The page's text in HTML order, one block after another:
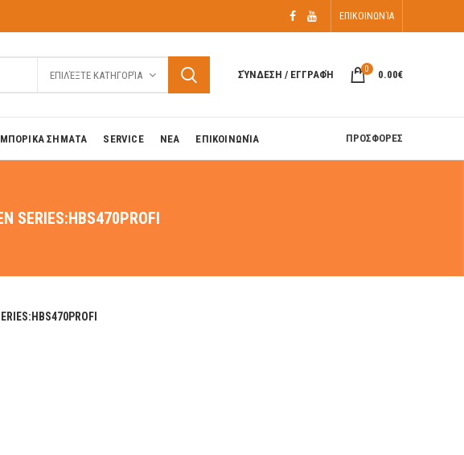
ΕΠΙΚΟΙΝΩΝΊΑ
ΕΠΙΛΈΞΤΕ ΚΑΤΗΓΟΡΊΑ ΣΎΝΔΕΣΗ / ΕΓΓΡΑΦΉ 0 0.00€
ΣΗΜΑΤΑ SERVICE ΝΕΑ ΕΠΙΚΟΙΝΩΝΊΑ ΠΡΟΣΦΟΡΕΣ
SERIES:HBS470PROFI